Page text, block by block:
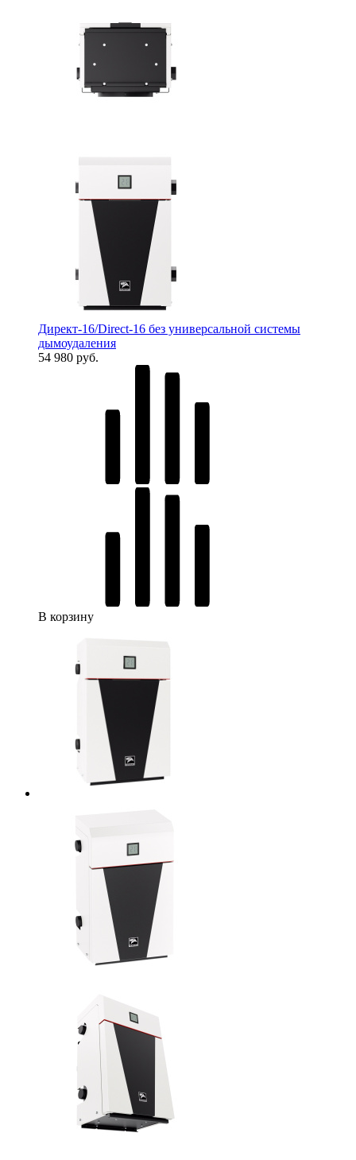
Директ-16/Direct-16 без универсальной системы
дымоудаления
54 980 руб.
В корзину